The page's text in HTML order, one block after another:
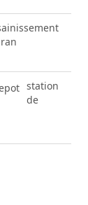
station
de